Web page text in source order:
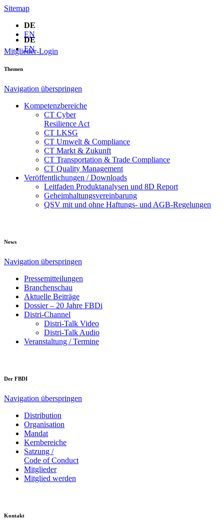
Sitemap
DE
EN
Mitglieder-Login
DE
EN
Themen
Navigation überspringen
Kompetenzbereiche
CT Cyber
Resilience Act
CT LKSG
CT Umwelt & Compliance
CT Markt & Zukunft
CT Transportation & Trade Compliance
CT Quality Management
Veröffentlichungen / Downloads
Leitfaden Produktanalysen und 8D Report
Geheimhaltungsverein­barung
QSV mit und ohne Haftungs- und AGB-Regelungen
News
Navigation überspringen
Pressemitteilungen
Branchenschau
Aktuelle Beiträge
Dossier – 20 Jahre FBDi
Distri-Channel
Distri-Talk Video
Distri-Talk Audio
Veranstaltung / Termine
Der FBDI
Navigation überspringen
Distribution
Organisation
Mandat
Kernbereiche
Satzung /
Code of Conduct
Mitglieder
Mitglied werden
Kontakt